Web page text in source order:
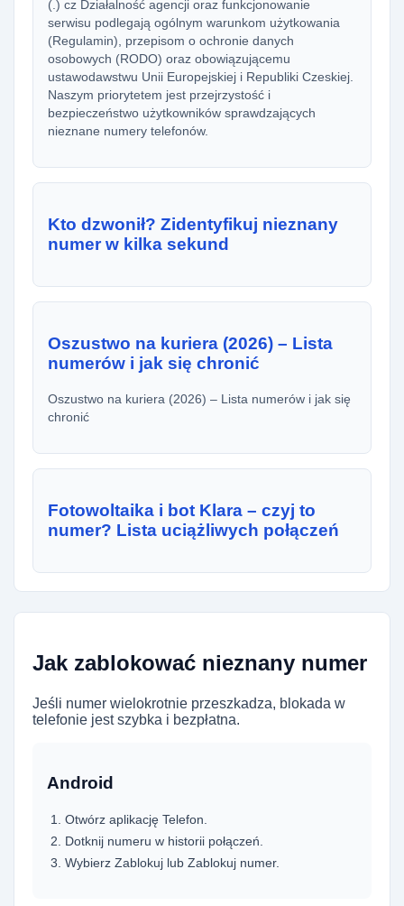
(.) cz Działalność agencji oraz funkcjonowanie
serwisu podlegają ogólnym warunkom użytkowania
(Regulamin), przepisom o ochronie danych
osobowych (RODO) oraz obowiązującemu
ustawodawstwu Unii Europejskiej i Republiki Czeskiej.
Naszym priorytetem jest przejrzystość i
bezpieczeństwo użytkowników sprawdzających
nieznane numery telefonów.
Kto dzwonił? Zidentyfikuj nieznany
numer w kilka sekund
Oszustwo na kuriera (2026) – Lista
numerów i jak się chronić
Oszustwo na kuriera (2026) – Lista numerów i jak się
chronić
Fotowoltaika i bot Klara – czyj to
numer? Lista uciążliwych połączeń
Jak zablokować nieznany numer
Jeśli numer wielokrotnie przeszkadza, blokada w
telefonie jest szybka i bezpłatna.
Android
Otwórz aplikację Telefon.
Dotknij numeru w historii połączeń.
Wybierz Zablokuj lub Zablokuj numer.